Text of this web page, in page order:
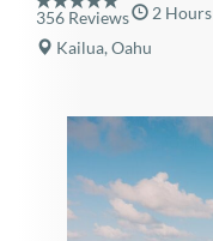
356 Reviews
2 Hours
Kailua, Oahu